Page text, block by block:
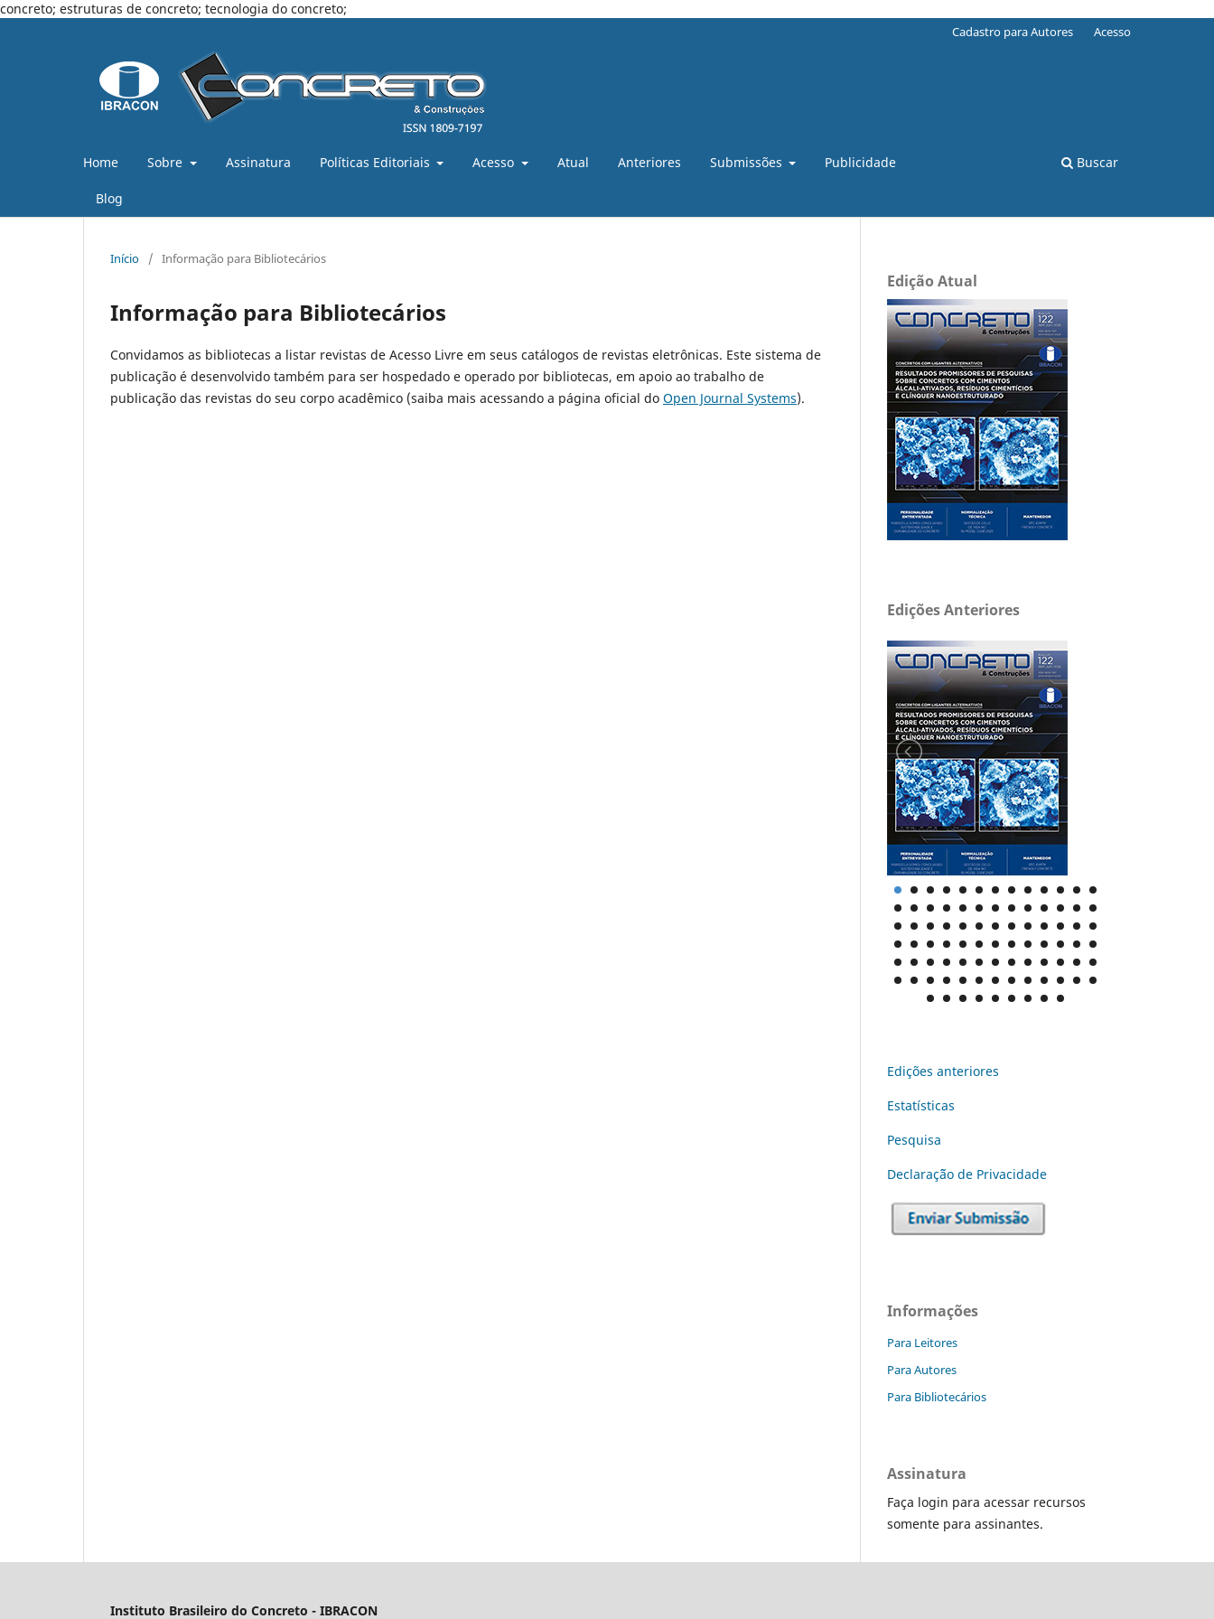
concreto; estruturas de concreto; tecnologia do concreto;
Home Sobre Assinatura Políticas Editoriais Acesso Atual Anteriores Submissões Publicidade
Blog
Buscar
Cadastro para Autores Acesso
Início / Informação para Bibliotecários
Informação para Bibliotecários
Convidamos as bibliotecas a listar revistas de Acesso Livre em seus catálogos de revistas eletrônicas. Este sistema de
publicação é desenvolvido também para ser hospedado e operado por bibliotecas, em apoio ao trabalho de
publicação das revistas do seu corpo acadêmico (saiba mais acessando a página oficial do Open Journal Systems).
Edição Atual
Edições Anteriores
Edições anteriores
Estatísticas
Pesquisa
Declaraç˜ão de Privacidade
Informações
Para Leitores
Para Autores
Para Bibliotecários
Assinatura
Faça login para acessar recursos
somente para assinantes.
Instituto Brasileiro do Concreto - IBRACON